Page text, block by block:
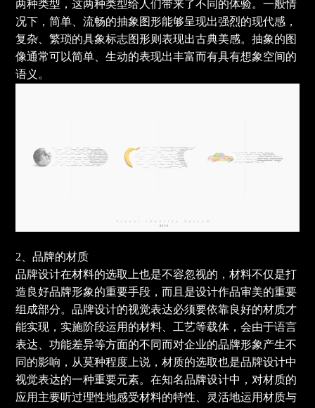
两种类型，这两种类型给人们带来了不同的体验。一般情
况下，简单、流畅的抽象图形能够呈现出强烈的现代感，
复杂、繁琐的具象标志图形则表现出古典美感。抽象的图
像通常可以简单、生动的表现出丰富而有具有想象空间的
语义。
2、品牌的材质
品牌设计在材料的选取上也是不容忽视的，材料不仅是打
造良好品牌形象的重要手段，而且是设计作品审美的重要
组成部分。品牌设计的视觉表达必须要依靠良好的材质才
能实现，实施阶段运用的材料、工艺等载体，会由于语言
表达、功能差异等方面的不同而对企业的品牌形象产生不
同的影响，从莫种程度上说，材质的选取也是品牌设计中
视觉表达的一种重要元素。在知名品牌设计中，对材质的
应用主要听过理性地感受材料的特性、灵活地运用材质与